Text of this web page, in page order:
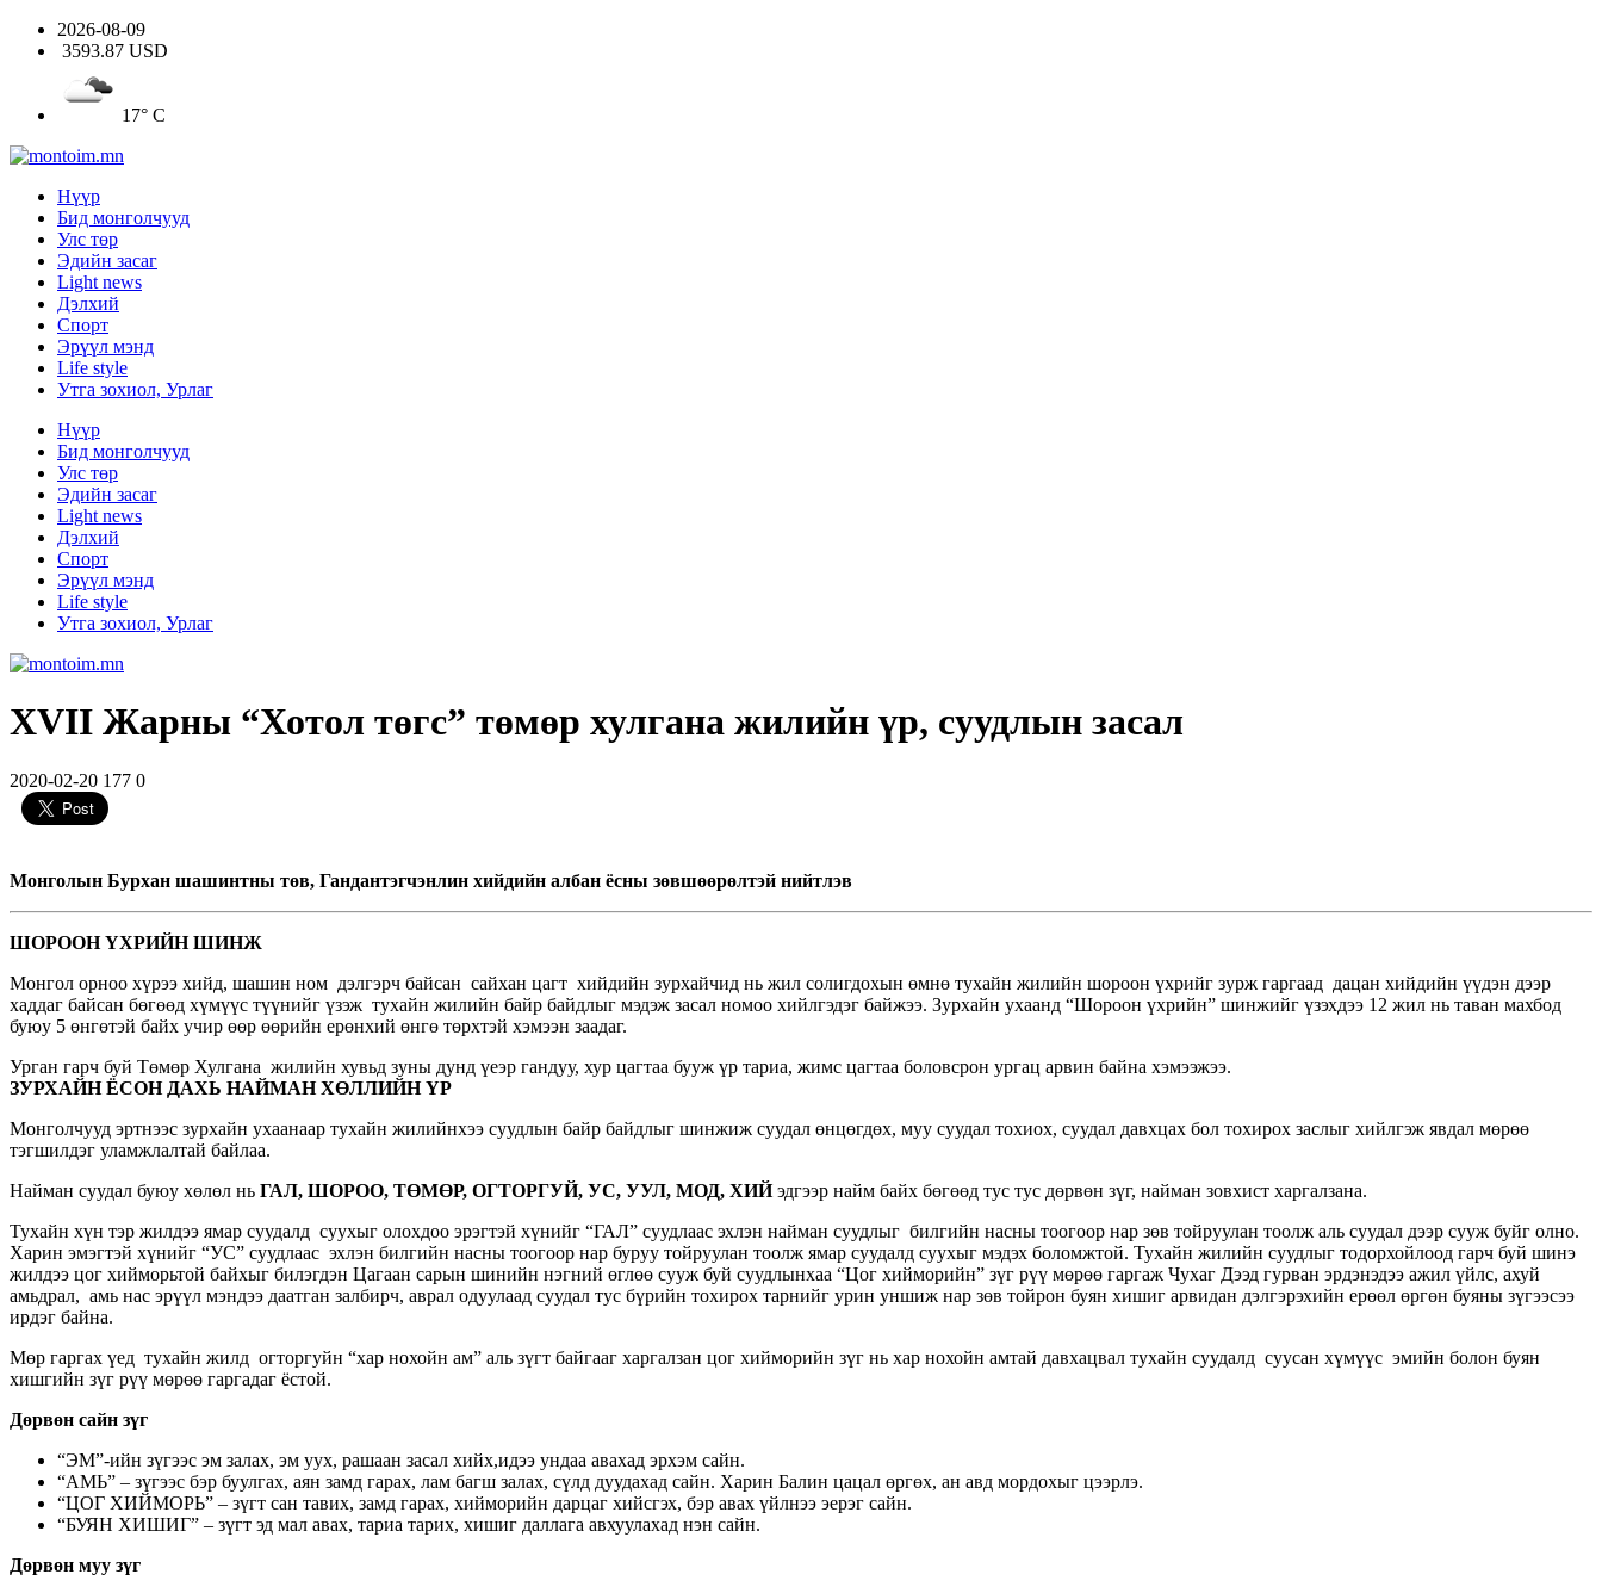
2026-08-09
3593.87 USD
17° C
Нүүр
Бид монголчууд
Улс төр
Эдийн засаг
Light news
Дэлхий
Спорт
Эрүүл мэнд
Life style
Утга зохиол, Урлаг
Нүүр
Бид монголчууд
Улс төр
Эдийн засаг
Light news
Дэлхий
Спорт
Эрүүл мэнд
Life style
Утга зохиол, Урлаг
XVII Жарны “Хотол төгс” төмөр хулгана жилийн үр, суудлын засал
2020-02-20 177 0
Монголын Бурхан шашинтны төв, Гандантэгчэнлин хийдийн албан ёсны зөвшөөрөлтэй нийтлэв
ШОРООН ҮХРИЙН ШИНЖ
Монгол орноо хүрээ хийд, шашин ном дэлгэрч байсан сайхан цагт хийдийн зурхайчид нь жил солигдохын өмнө тухайн жилийн шороон үхрийг зурж гаргаад дацан хийдийн үүдэн дээр
хаддаг байсан бөгөөд хүмүүс түүнийг үзэж тухайн жилийн байр байдлыг мэдэж засал номоо хийлгэдэг байжээ. Зурхайн ухаанд “Шороон үхрийн” шинжийг үзэхдээ 12 жил нь таван махбод
буюу 5 өнгөтэй байх учир өөр өөрийн ерөнхий өнгө төрхтэй хэмээн заадаг.
Урган гарч буй Төмөр Хулгана жилийн хувьд зуны дунд үеэр гандуу, хур цагтаа бууж үр тариа, жимс цагтаа боловсрон ургац арвин байна хэмээжээ.
ЗУРХАЙН ЁСОН ДАХЬ НАЙМАН ХӨЛЛИЙН ҮР
Монголчууд эртнээс зурхайн ухаанаар тухайн жилийнхээ суудлын байр байдлыг шинжиж суудал өнцөгдөх, муу суудал тохиох, суудал давхцах бол тохирох заслыг хийлгэж явдал мөрөө
тэгшилдэг уламжлалтай байлаа.
Найман суудал буюу хөлөл нь ГАЛ, ШОРОО, ТӨМӨР, ОГТОРГУЙ, УС, УУЛ, МОД, ХИЙэдгээр найм байх бөгөөд тус тус дөрвөн зүг, найман зовхист харгалзана.
Тухайн хүн тэр жилдээ ямар суудалд суухыг олохдоо эрэгтэй хүнийг “ГАЛ” суудлаас эхлэн найман суудлыг билгийн насны тоогоор нар зөв тойруулан тоолж аль суудал дээр сууж буйг олно.
Харин эмэгтэй хүнийг “УС” суудлаас эхлэн билгийн насны тоогоор нар буруу тойруулан тоолж ямар суудалд суухыг мэдэх боломжтой. Тухайн жилийн суудлыг тодорхойлоод гарч буй шинэ
жилдээ цог хийморьтой байхыг билэгдэн Цагаан сарын шинийн нэгний өглөө сууж буй суудлынхаа “Цог хийморийн” зүг рүү мөрөө гаргаж Чухаг Дээд гурван эрдэнэдээ ажил үйлс, ахуй
амьдрал, амь нас эрүүл мэндээ даатган залбирч, аврал одуулаад суудал тус бүрийн тохирох тарнийг урин уншиж нар зөв тойрон буян хишиг арвидан дэлгэрэхийн ерөөл өргөн буяны зүгээсээ
ирдэг байна.
Мөр гаргах үед тухайн жилд огторгуйн “хар нохойн ам” аль зүгт байгааг харгалзан цог хийморийн зүг нь хар нохойн амтай давхацвал тухайн суудалд суусан хүмүүс эмийн болон буян
хишгийн зүг рүү мөрөө гаргадаг ёстой.
Дөрвөн сайн зүг
“ЭМ”-ийн зүгээс эм залах, эм уух, рашаан засал хийх,идээ ундаа авахад эрхэм сайн.
“АМЬ” – зүгээс бэр буулгах, аян замд гарах, лам багш залах, сүлд дуудахад сайн. Харин Балин цацал өргөх, ан авд мордохыг цээрлэ.
“ЦОГ ХИЙМОРЬ” – зүгт сан тавих, замд гарах, хийморийн дарцаг хийсгэх, бэр авах үйлнээ эерэг сайн.
“БУЯН ХИШИГ” – зүгт эд мал авах, тариа тарих, хишиг даллага авхуулахад нэн сайн.
Дөрвөн муу зүг